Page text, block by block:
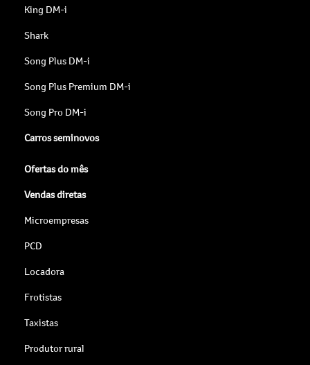
King DM-i
Shark
Song Plus DM-i
Song Plus Premium DM-i
Song Pro DM-i
Carros seminovos
Ofertas do mês
Vendas diretas
Microempresas
PCD
Locadora
Frotistas
Taxistas
Produtor rural